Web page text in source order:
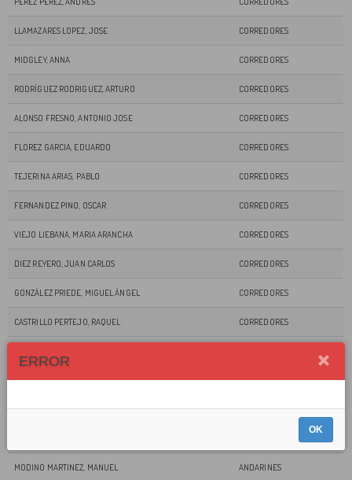
LLAMAZARES LOPEZ, JOSE CORREDORES
MIDGLEY, ANNA CORREDORES
RODRÍGUEZ RODRIGUEZ, ARTURO CORREDORES
ALONSO FRESNO, ANTONIO JOSE CORREDORES
FLOREZ GARCIA, EDUARDO CORREDORES
TEJERINA ARIAS, PABLO CORREDORES
FERNANDEZ PINO, OSCAR CORREDORES
VIEJO LIEBANA, MARIA ARANCHA CORREDORES
DIEZ REYERO, JUAN CARLOS CORREDORES
GONZÁLEZ PRIEDE, MIGUEL ÁNGEL CORREDORES
CASTRILLO PERTEJO, RAQUEL CORREDORES
SANCHEZ, PEDRO VICENTE ANDARINES
DIAZ SOLIS, JOSE MARIA CORREDORES
MODINO MARTINEZ, MANUEL ANDARINES
ERROR
OK